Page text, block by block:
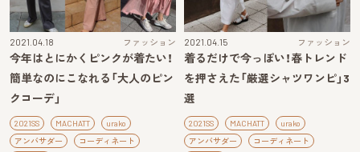
2021.04.18 ファッション
今年はとにかくピンクが着たい！
簡単なのにこなれる「大人のピン
クコーデ」
2021SS MACHATT
urako
アンバサダー
コーディネート
2021.04.15 ファッション
着るだけで今っぽい！春トレンド
を押さえた「厳選シャツワンピ」3
選
2021SS MACHATT
urako
アンバサダー
コーディネート